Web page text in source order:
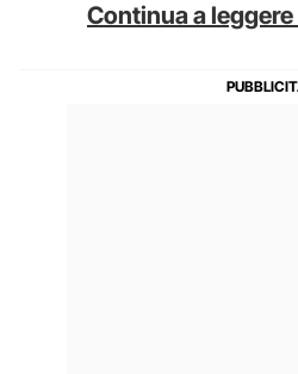
Continua a